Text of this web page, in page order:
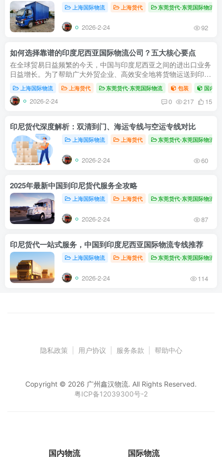
上海国际物流 上海货代 东莞货代-东莞国际物流
2026-2-24 92
如何选择靠谱的印度尼西亚国际物流公司？五大核心要点
在全球贸易日益频繁的今天，中国与印度尼西亚之间的进出口业务
日益增长。为了帮助广大外贸企业、高效安全地将货物运送到印
尼，选择一家专业的印度尼西亚货代至关重要。本文将为您全面解
析从中国...
上海国际物流 上海货代 东莞货代-东莞国际物流 包装 国内空
2026-2-24 0 217 15
印尼货代深度解析：双清到门、海运专线与空运专线对比
上海国际物流 上海货代 东莞货代-东莞国际物流
2026-2-24 60
2025年最新中国到印尼货代服务全攻略
上海国际物流 上海货代 东莞货代-东莞国际物流
2026-2-24 87
印尼货代一站式服务，中国到印度尼西亚国际物流专线推荐
上海国际物流 上海货代 东莞货代-东莞国际物流
2026-2-24 114
隐私政策 用户协议 服务条款 帮助中心
Copyright © 2026 广州鑫汉物流. All Rights Reserved.
粤ICP备12039300号-2
国内物流 国际物流